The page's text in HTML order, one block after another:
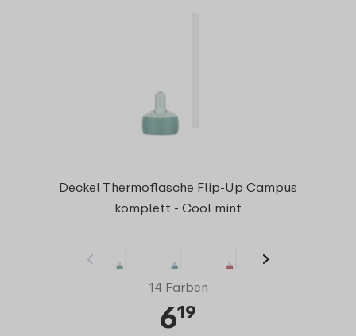
Deckel Thermoflasche Flip-Up Campus
komplett - Cool mint
14 Farben
619